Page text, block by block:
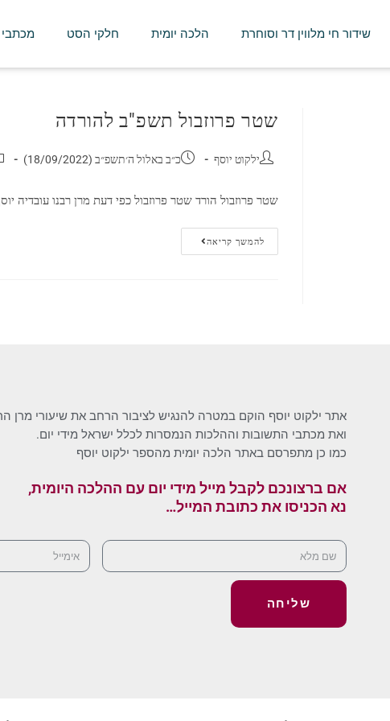
שידור חי מלווין דר וסוחרת הלכה יומית חלקי הסט
שטר פרוזבול תשפ"ב להורדה
ילקוט יוסף כ״ב באלול ה׳תשפ״ב (18/09/2022)
שטר פרוזבול הורד שטר פרוזבול כפי דעת מרן רבנו עובדיה
להמשך קריאה
אתר ילקוט יוסף הוקם במטרה להנגיש לציבור הרחב את שיעורי מרן
ואת מכתבי התשובות וההלכות הנמסרות לכלל ישראל מידי יום.
כמו כן מתפרסם באתר הלכה יומית מהספר ילקוט יוסף
אם ברצונכם לקבל מייל מידי יום עם ההלכה היומית,
נא הכניסו את כתובת המייל…
שליחה